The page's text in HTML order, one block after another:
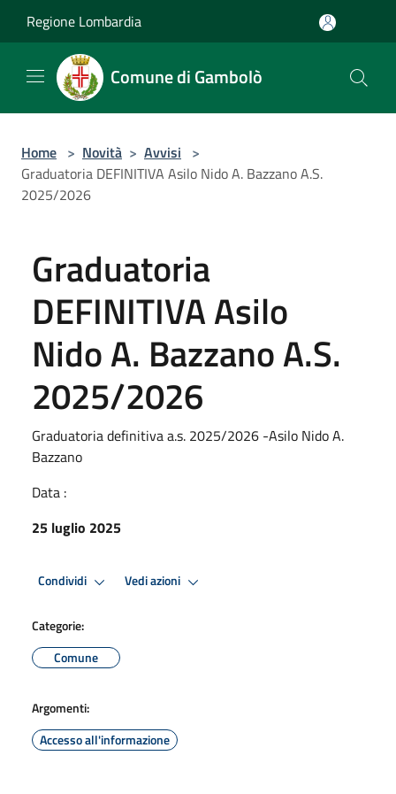
Regione Lombardia
Comune di Gambolò
Home > Novità > Avvisi >
Graduatoria DEFINITIVA Asilo Nido A. Bazzano A.S.
2025/2026
Graduatoria
DEFINITIVA Asilo
Nido A. Bazzano A.S.
2025/2026
Graduatoria definitiva a.s. 2025/2026 -Asilo Nido A.
Bazzano
Data :
25 luglio 2025
Condividi Vedi azioni
Categorie:
Comune
Argomenti:
Accesso all'informazione